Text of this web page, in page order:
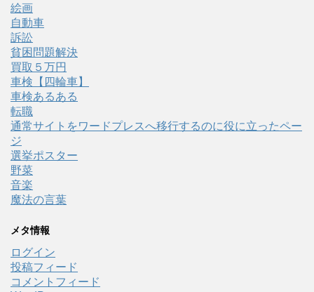
絵画
自動車
訴訟
貧困問題解決
買取５万円
車検【四輪車】
車検あるある
転職
通常サイトをワードプレスへ移行するのに役に立ったペー
ジ
選挙ポスター
野菜
音楽
魔法の言葉
メタ情報
ログイン
投稿フィード
コメントフィード